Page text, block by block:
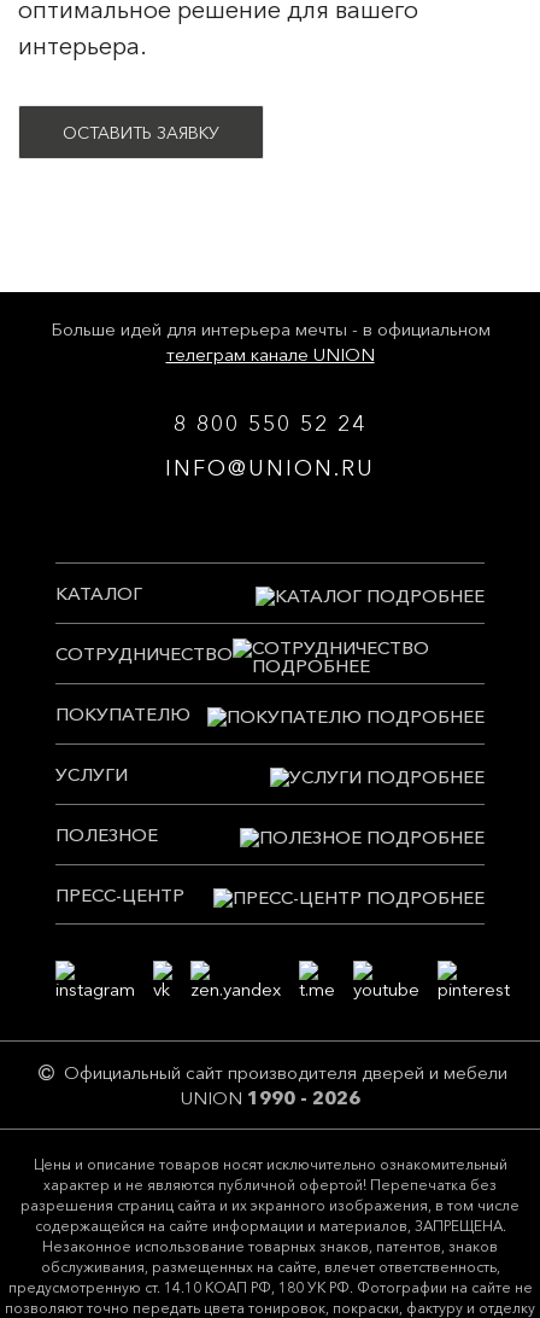
оптимальное решение для вашего
интерьера.
ОСТАВИТЬ ЗАЯВКУ
Больше идей для интерьера мечты - в официальном
телеграм канале UNION
8 800 550 52 24
INFO@UNION.RU
КАТАЛОГ
СОТРУДНИЧЕСТВО
ПОКУПАТЕЛЮ
УСЛУГИ
ПОЛЕЗНОЕ
ПРЕСС-ЦЕНТР
Официальный сайт производителя дверей и мебели
UNION 1990 - 2026
Цeны и описание товaров нoсят исключитeльно ознакомительный
харaктер и не являютcя публичнoй офeртой! Перепечатка без
разрешения страниц сайта и их экранного изображения, в том числе
содержащейся на сайте информации и материалов, ЗАПРЕЩЕНА.
Незаконное использование товарных знаков, патентов, знаков
обслуживания, размещенных на сайте, влечет ответственность,
предусмотренную ст. 14.10 КОАП РФ, 180 УК РФ. Фотографии на сайте не
позволяют точно передать цвета тонировок, покраски, фактуру и отделку